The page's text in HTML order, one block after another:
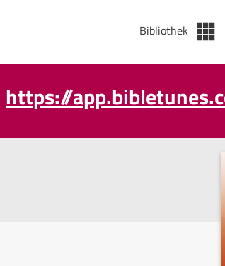
Bibliothek
https://